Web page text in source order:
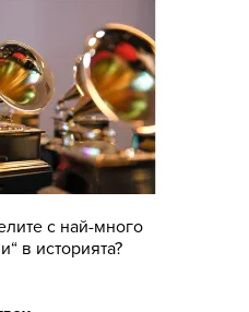
с най-много
в историята?